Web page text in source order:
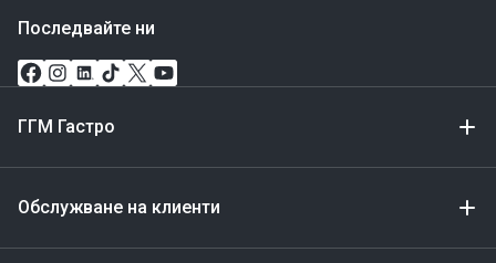
Последвайте ни
ГГМ Гастро
Обслужване на клиенти